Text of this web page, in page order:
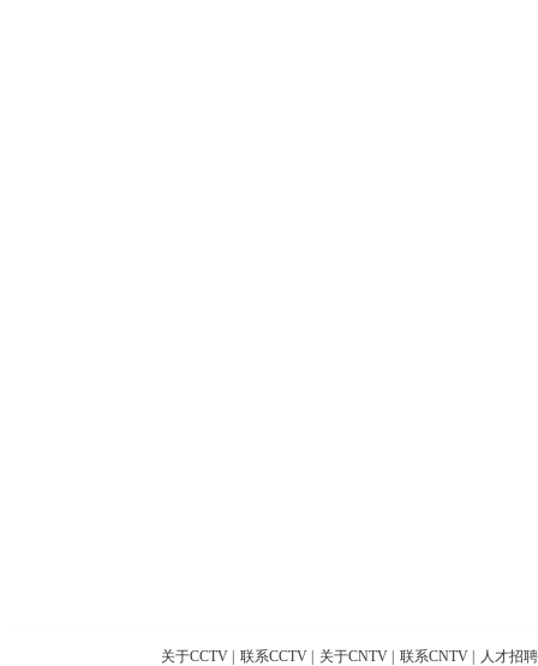
关于CCTV 联系CCTV 关于CNTV 联系CNTV 人才招聘